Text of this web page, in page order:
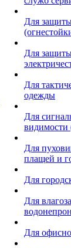
Для
Для защиты
Для
одежды
Для
видимости
Для
плащей и
Для
Для
Для